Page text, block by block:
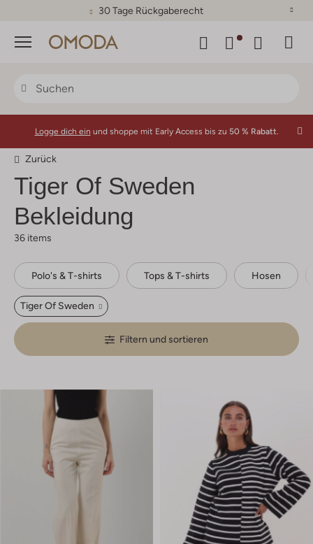
30 Tage Rückgaberecht
Menü
Logge dich ein und shoppe mit Early Access bis zu 50 % Rabatt.
Zurück
Tiger Of Sweden
Bekleidung
36 items
Polo's & T-shirts Tops & T-shirts Hosen
Tiger Of Sweden
Filtern und sortieren